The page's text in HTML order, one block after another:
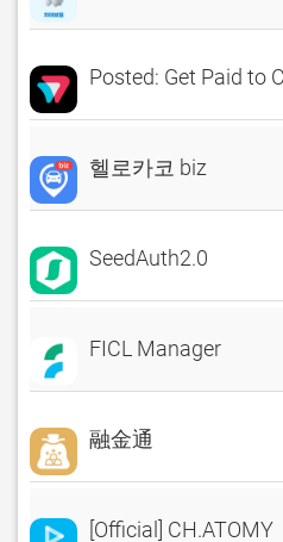
Posted: Get Paid to
헬로카코 biz
SeedAuth2.0
FICL Manager
融金通
[Official] CH.ATOMY